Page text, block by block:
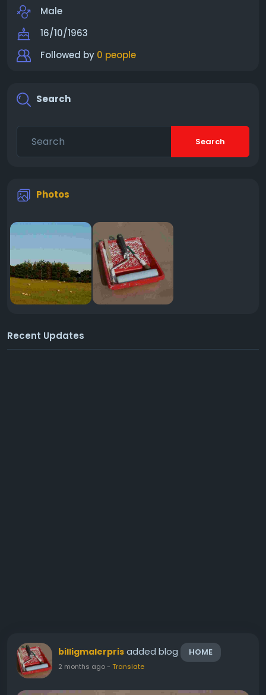
Male
16/10/1963
Followed by 0 people
Search
Search
Photos
Recent Updates
billigmalerpris added blog HOME
2 months ago- Translate